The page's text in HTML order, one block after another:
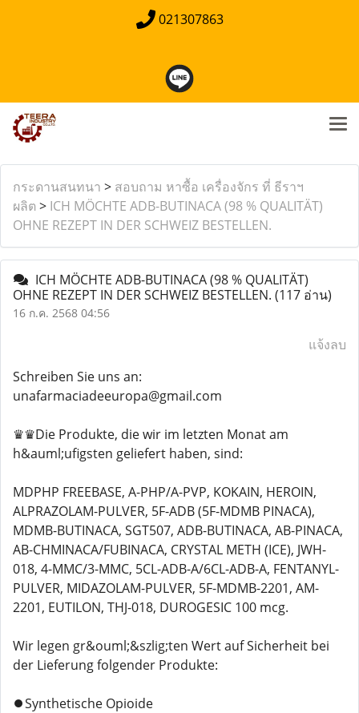
021307863
กระดานสนทนา > สอบถาม หาซื้อ เครื่องจักร ที่ ธีราฯ
ผลิต > ICH MÖCHTE ADB-BUTINACA (98 % QUALITÄT)
OHNE REZEPT IN DER SCHWEIZ BESTELLEN.
ICH MÖCHTE ADB-BUTINACA (98 % QUALITÄT)
OHNE REZEPT IN DER SCHWEIZ BESTELLEN. (117 อ่าน)
16 ก.ค. 2568 04:56
แจ้งลบ
Schreiben Sie uns an:
unafarmaciadeeuropa@gmail.com
♛♛Die Produkte, die wir im letzten Monat am
h&auml;ufigsten geliefert haben, sind:
MDPHP FREEBASE, A-PHP/A-PVP, KOKAIN, HEROIN,
ALPRAZOLAM-PULVER, 5F-ADB (5F-MDMB PINACA),
MDMB-BUTINACA, SGT507, ADB-BUTINACA, AB-PINACA,
AB-CHMINACA/FUBINACA, CRYSTAL METH (ICE), JWH-
018, 4-MMC/3-MMC, 5CL-ADB-A/6CL-ADB-A, FENTANYL-
PULVER, MIDAZOLAM-PULVER, 5F-MDMB-2201, AM-
2201, EUTILON, THJ-018, DUROGESIC 100 mcg.
Wir legen gr&ouml;&szlig;ten Wert auf Sicherheit bei
der Lieferung folgender Produkte:
⏺️Synthetische Opioide